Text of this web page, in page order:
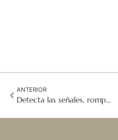
ANTERIOR
Detecta las señales, rompe las cadenas: Unidos contra la trata de personas